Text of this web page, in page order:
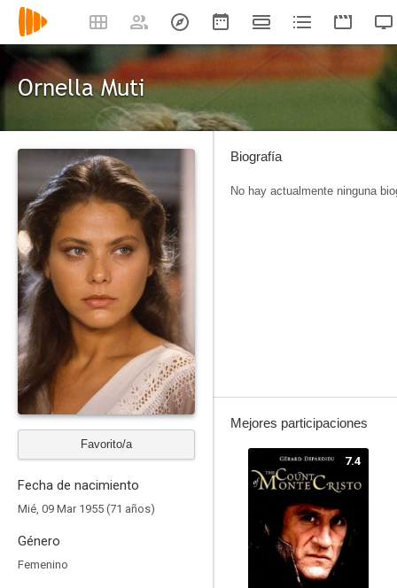
Ornella Muti
Favorito/a
Fecha de nacimiento
Mié, 09 Mar 1955 (71 años)
Género
Femenino
Biografía
No hay actualmente ninguna
Mejores participaciones
7.4